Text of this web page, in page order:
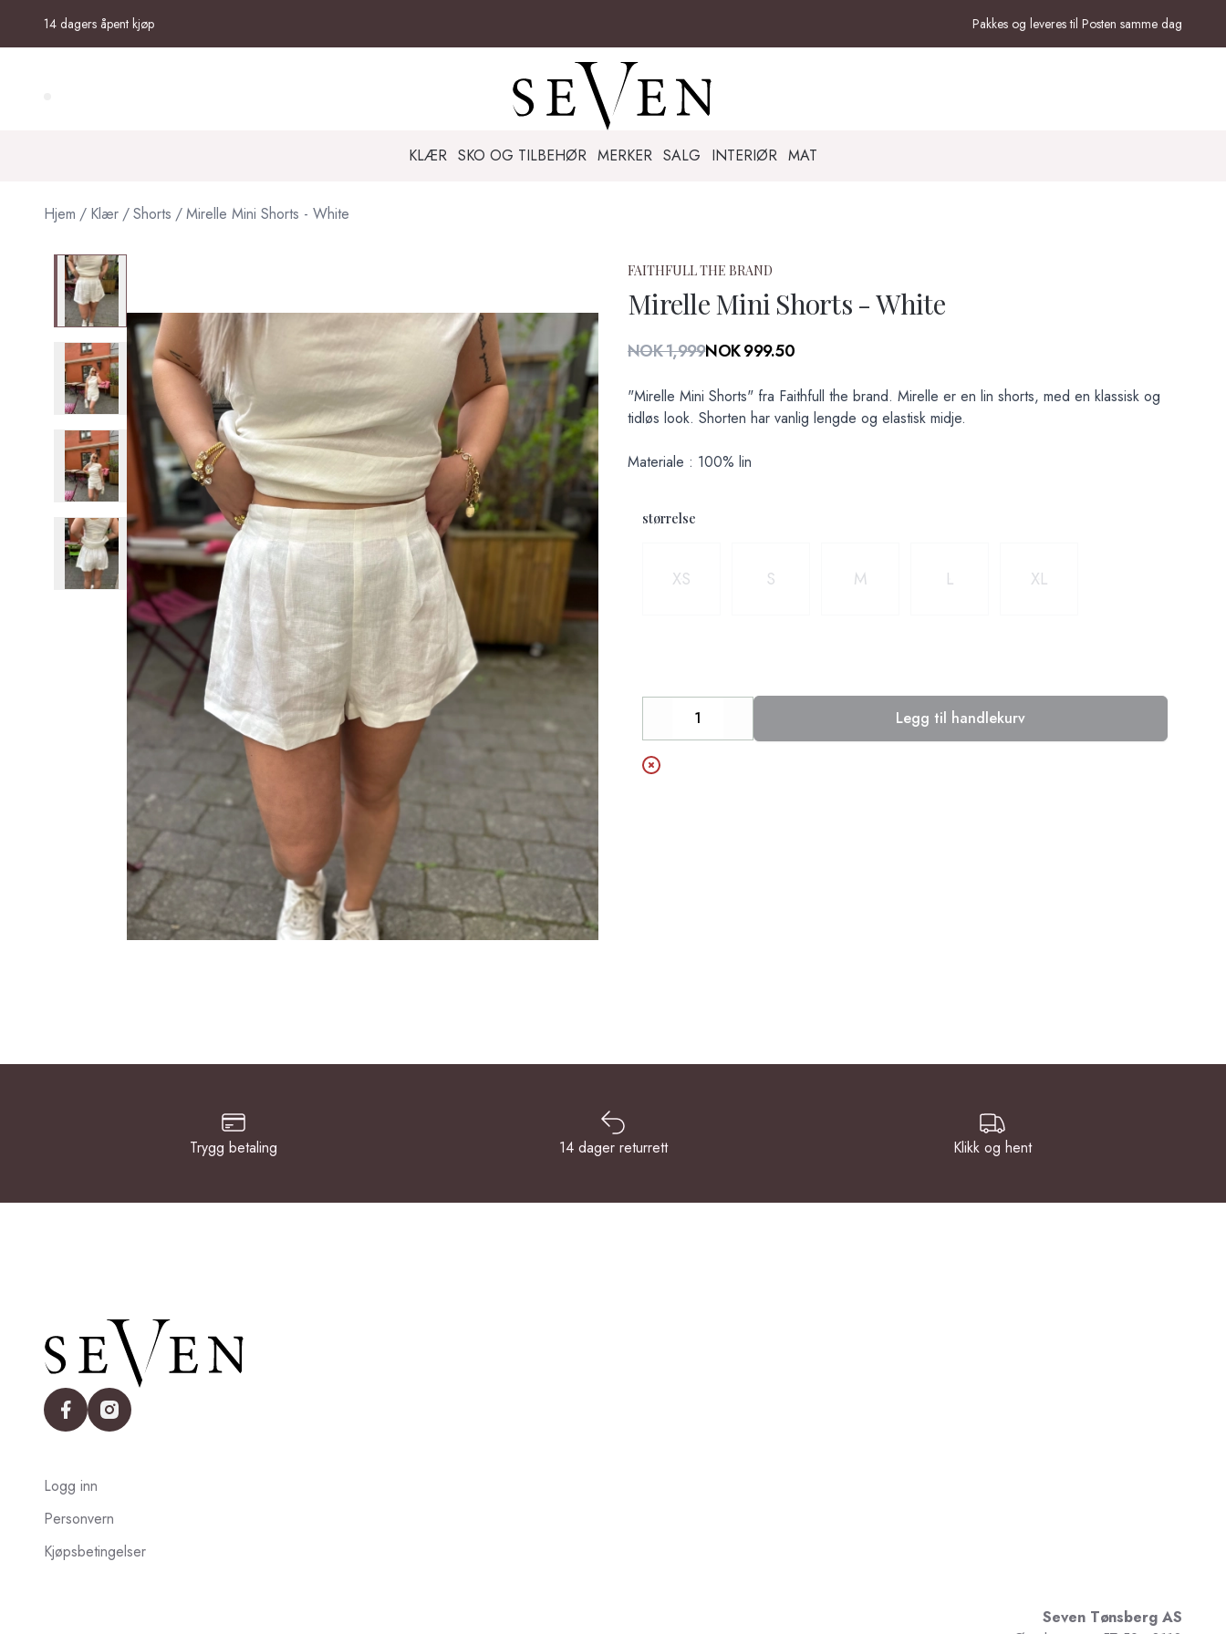
14 dagers åpent kjøp Pakkes og leveres til Posten samme dag
KLÆR SKO OG TILBEHØR MERKER SALG INTERIØR MAT
Hjem / Klær /Shorts /Mirelle Mini Shorts - White
FAITHFULL THE BRAND
Mirelle Mini Shorts - White
Produktdetaljer
NOK 1,999NOK 999.50
Description
"Mirelle Mini Shorts" fra Faithfull the brand. Mirelle er en lin shorts, med en klassisk og
tidløs look. Shorten har vanlig lengde og elastisk midje.
Materiale : 100% lin
størrelse
XS S M L XL
Decrease Legg til handlekurv
Trygg betaling 14 dager returrett Klikk og hent
facebookinstagram
Logg inn
Personvern
Kjøpsbetingelser
Seven Tønsberg AS